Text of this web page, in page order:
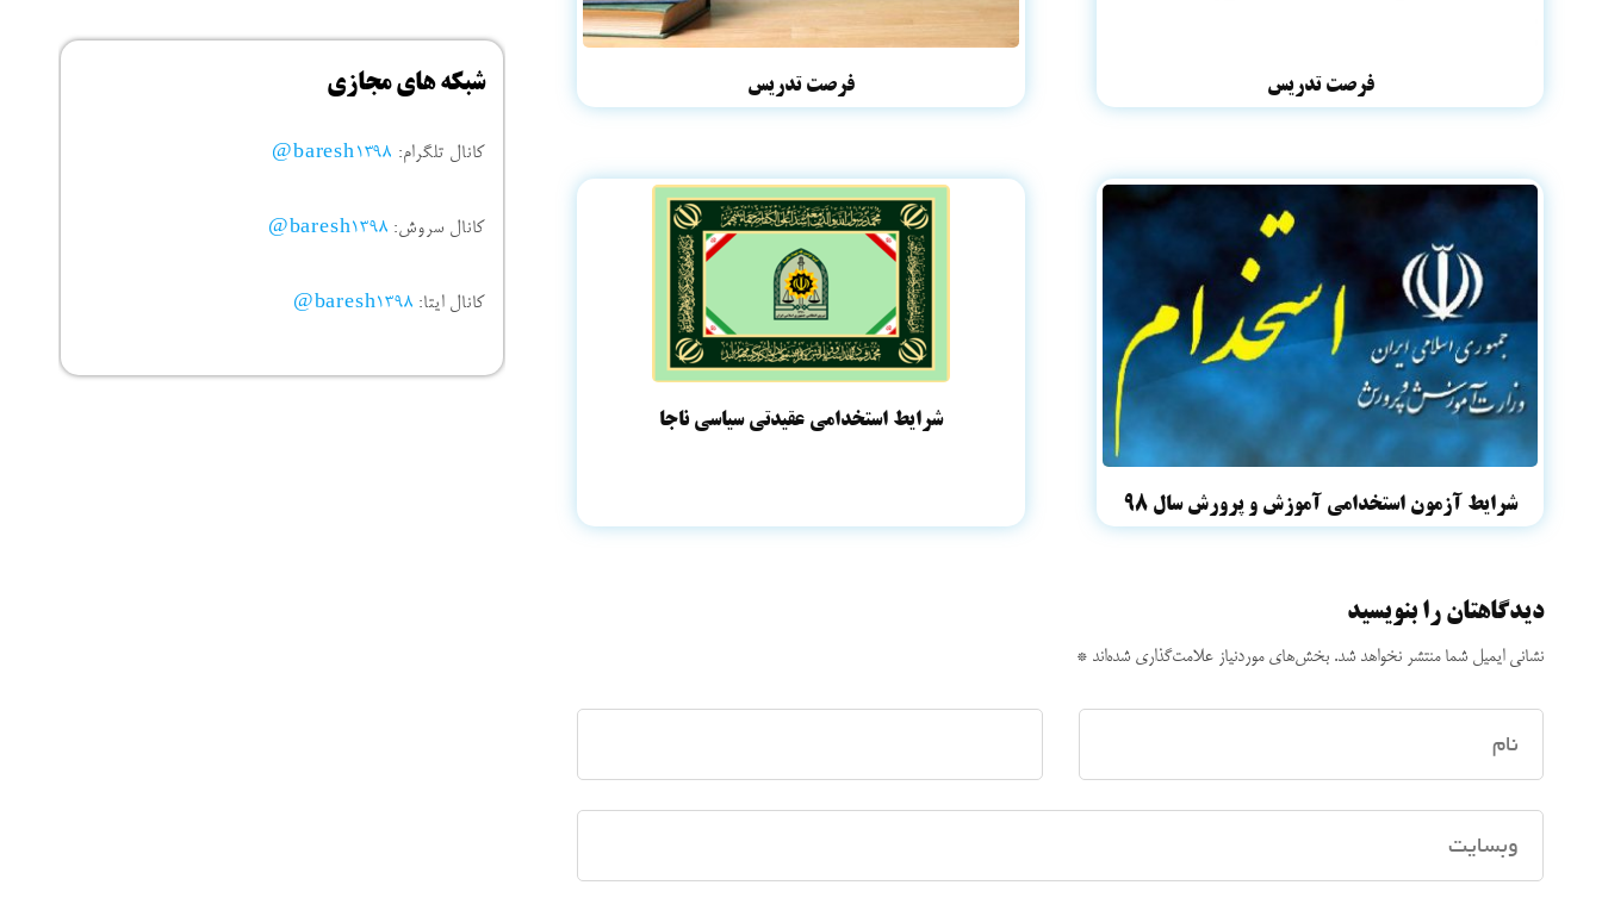
فرصت تدریس فرصت تدریس
شرایط آزمون استخدامی آموزش و پرورش سال ۹۸
شرایط استخدامی عقیدتی سیاسی ناجا
دیدگاهتان را بنویسید
نشانی ایمیل شما منتشر نخواهد شد. بخش‌های موردنیاز علامت‌گذاری شده‌اند *
شبکه های مجازی
کانال تلگرام: baresh1398@
کانال سروش: baresh1398@
کانال ایتا: baresh1398@